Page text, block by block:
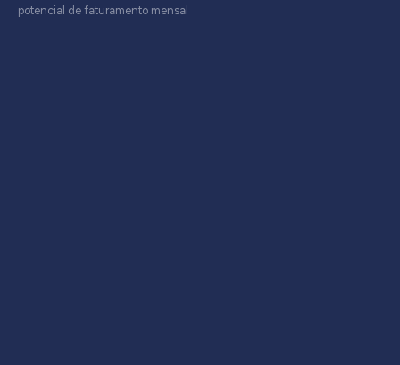
potencial de faturamento mensal